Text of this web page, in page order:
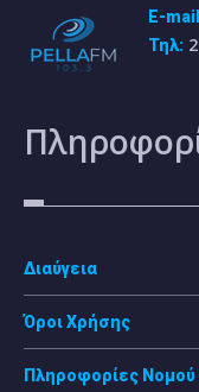
E-
Τηλ:
Διαύγεια
Όροι Χρήσης
Πληροφορίες Νομού